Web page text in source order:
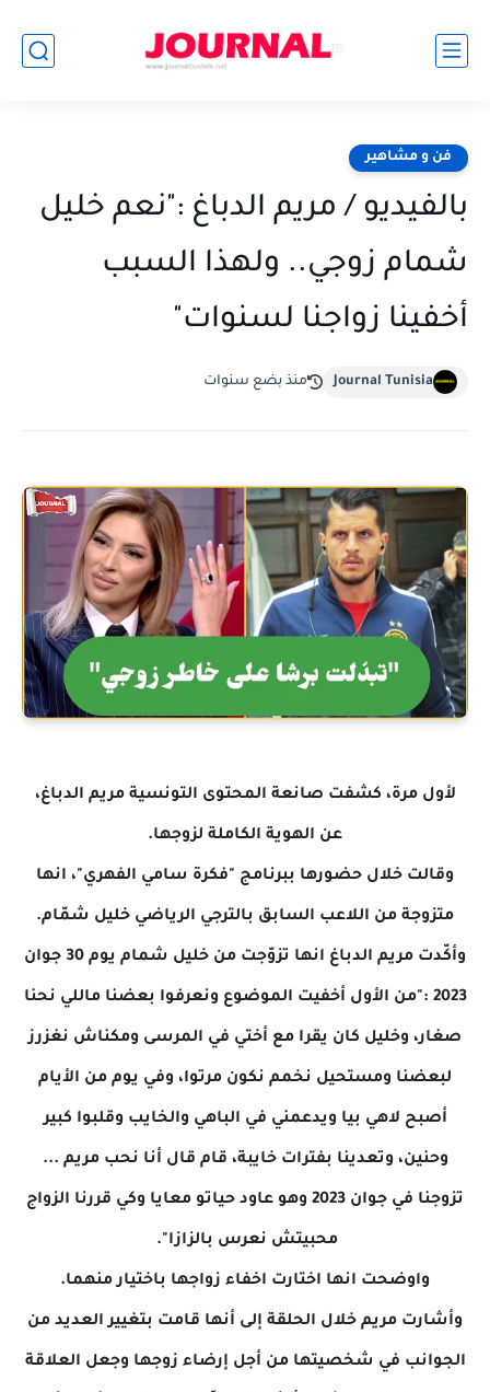
فن و مشاهير
بالفيديو / مريم الدباغ :"نعم خليل
شمام زوجي.. ولهذا السبب
أخفينا زواجنا لسنوات"
Journal Tunisia منذ بضع سنوات
لأول مرة، كشفت صانعة المحتوى التونسية مريم الدباغ،
عن الهوية الكاملة لزوجها.
وقالت خلال حضورها ببرنامج "فكرة سامي الفهري"، انها
متزوجة من اللاعب السابق بالترجي الرياضي خليل شمّام.
وأكّدت مريم الدباغ انها تزوّجت من خليل شمام يوم 30 جوان
2023 :"من الأول أخفيت الموضوع ونعرفوا بعضنا ماللي نحنا
صغار، وخليل كان يقرا مع أختي في المرسى ومكناش نغزرز
لبعضنا ومستحيل نخمم نكون مرتوا، وفي يوم من الأيام
أصبح لاهي بيا ويدعمني في الباهي والخايب وقلبوا كبير
وحنين، وتعدينا بفترات خايبة، قام قال أنا نحب مريم ...
تزوجنا في جوان 2023 وهو عاود حياتو معايا وكي قررنا الزواج
محبيتش نعرس بالزازا".
واوضحت انها اختارت اخفاء زواجها باختيار منهما.
وأشارت مريم خلال الحلقة إلى أنها قامت بتغيير العديد من
الجوانب في شخصيتها من أجل إرضاء زوجها وجعل العلاقة